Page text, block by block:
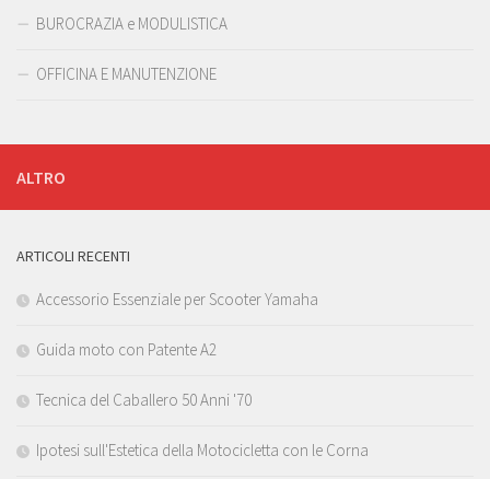
BUROCRAZIA e MODULISTICA
OFFICINA E MANUTENZIONE
ALTRO
ARTICOLI RECENTI
Accessorio Essenziale per Scooter Yamaha
Guida moto con Patente A2
Tecnica del Caballero 50 Anni '70
Ipotesi sull'Estetica della Motocicletta con le Corna